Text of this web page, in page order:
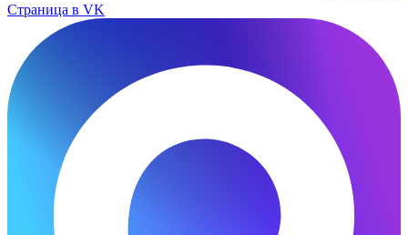
Страница в VK